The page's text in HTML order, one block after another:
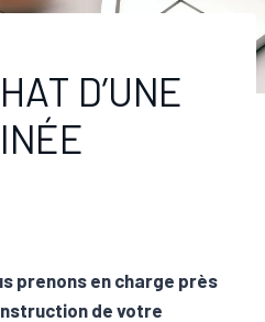
D’UNE
prenons en charge près
de votre